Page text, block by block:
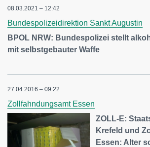
08.03.2021 – 12:42
Bundespolizeidirektion Sankt Augustin
BPOL NRW: Bundespolizei stellt
mit selbstgebauter Waffe
27.04.2016 – 09:22
Zollfahndungsamt Essen
ZOLL-E:
Krefeld und
Essen: Alter